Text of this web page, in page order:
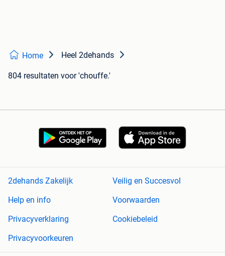
Home Heel 2dehands
804 resultaten voor 'chouffe.'
2dehands Zakelijk
Veilig en Succesvol
Help en info
Voorwaarden
Privacyverklaring
Cookiebeleid
Privacyvoorkeuren